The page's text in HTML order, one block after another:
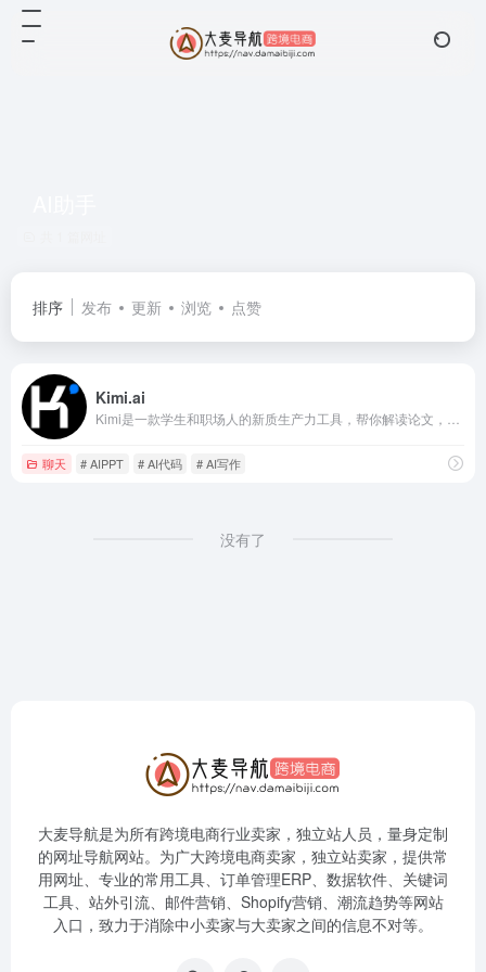
排序 发布 更新 浏览 点赞
Kimi.ai
聊天 # AIPPT # AI代码 # AI写作
没有了
大麦导航是为所有跨境电商行业卖家，独立站人员，量身定制
的网址导航网站。为广大跨境电商卖家，独立站卖家，提供常
用网址、专业的常用工具、订单管理ERP、数据软件、关键词
工具、站外引流、邮件营销、Shopify营销、潮流趋势等网站
入口，致力于消除中小卖家与大卖家之间的信息不对等。